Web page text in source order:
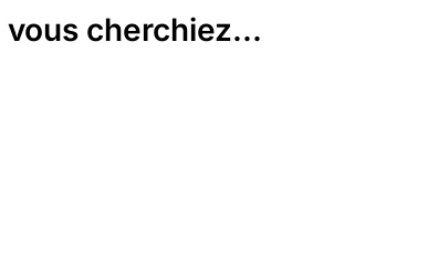
cherchiez...